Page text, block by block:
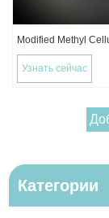
Узнать сейчас
Категории